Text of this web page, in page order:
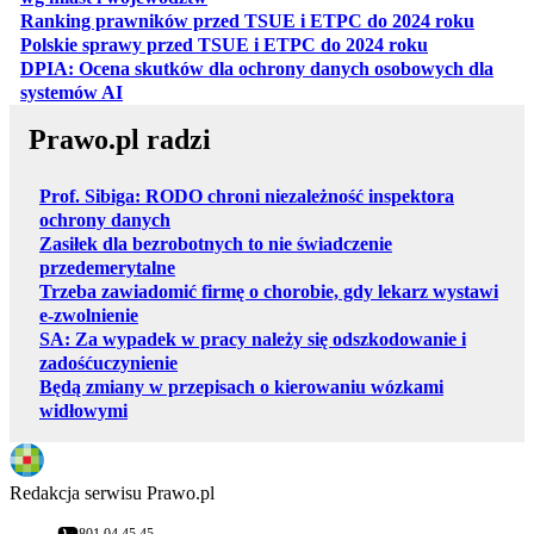
Ranking prawników przed TSUE i ETPC do 2024 roku
Polskie sprawy przed TSUE i ETPC do 2024 roku
DPIA: Ocena skutków dla ochrony danych osobowych dla
systemów AIotwiera się w nowej karcie
Prawo.pl radzi
Prof. Sibiga: RODO chroni niezależność inspektora
ochrony danych
Zasiłek dla bezrobotnych to nie świadczenie
przedemerytalne
Trzeba zawiadomić firmę o chorobie, gdy lekarz wystawi
e-zwolnienie
SA: Za wypadek w pracy należy się odszkodowanie i
zadośćuczynienie
Będą zmiany w przepisach o kierowaniu wózkami
widłowymi
Redakcja serwisu Prawo.pl